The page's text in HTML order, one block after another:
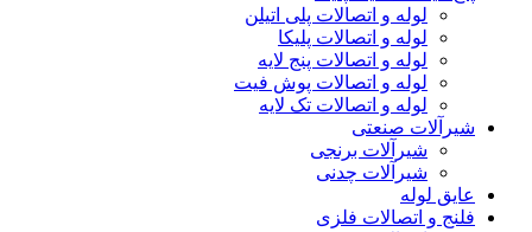
لوله و اتصالات پلی اتیلن
لوله و اتصالات پلیکا
لوله و اتصالات پنج لایه
لوله و اتصالات پوش فیت
لوله و اتصالات تک لایه
شیرآلات صنعتی
شیرآلات برنجی
شیرآلات چدنی
عایق لوله
فلنج و اتصالات فلزی